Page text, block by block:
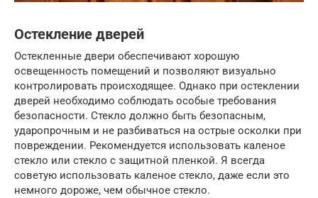
Остекление дверей
Остекленные двери обеспечивают хорошую
освещенность помещений и позволяют визуально
контролировать происходящее. Однако при остеклении
дверей необходимо соблюдать особые требования
безопасности. Стекло должно быть безопасным,
ударопрочным и не разбиваться на острые осколки при
повреждении. Рекомендуется использовать каленое
стекло или стекло с защитной пленкой. Я всегда
советую использовать каленое стекло, даже если это
немного дороже, чем обычное стекло.